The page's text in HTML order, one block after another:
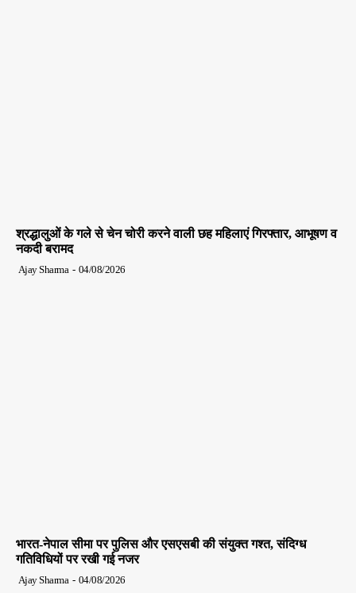
श्रद्धालुओं के गले से चेन चोरी करने वाली छह महिलाएं गिरफ्तार, आभूषण व
नकदी बरामद
Ajay Sharma - 04/08/2026
भारत-नेपाल सीमा पर पुलिस और एसएसबी की संयुक्त गश्त, संदिग्ध
गतिविधियों पर रखी गई नजर
Ajay Sharma - 04/08/2026